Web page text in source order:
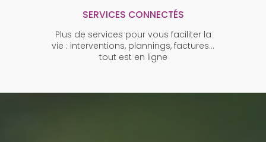
SERVICES CONNECTÉS
Plus de services pour vous faciliter la
vie : interventions, plannings, factures…
tout est en ligne